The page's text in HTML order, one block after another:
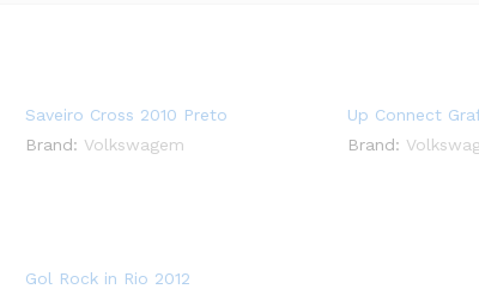
Saveiro Cross 2010 Preto
Brand: Volkswagem
Up Connect
Brand:
Gol Rock in Rio 2012